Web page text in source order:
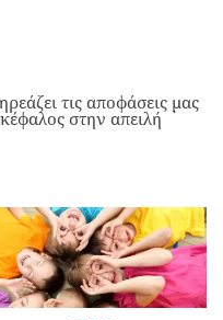
τις αποφάσεις μας
στην απειλή